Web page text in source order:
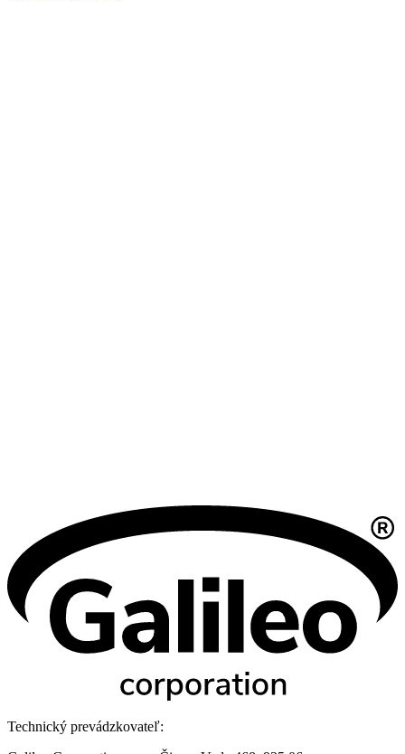
Technický prevádzkovateľ: